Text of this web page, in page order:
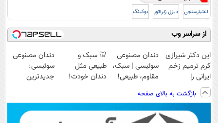
اعتبارسنجی دیزل ژنراتور بوکینگ
از سراسر وب
این دکتر شیرازی
کرم ترمیم زخم
ایرانی را
ساخت!!!
دندان مصنوعی
سوئیسی | سبک،
مقاوم، طبیعی!
رایگان+پرداخت
اقساطی😍
🦷 سبک و
طبیعی مثل
دندان خودت!
💳 📍 تهران
دندان مصنوعی
سوئیسی:
جدیدترین
پرداخت قسطی
بازگشت به بالای صفحه